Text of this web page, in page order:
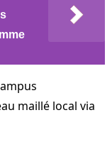
maillé local via